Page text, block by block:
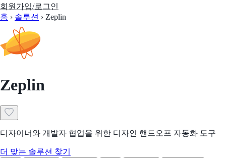
회원가입/로그인
홈 › 솔루션 › Zeplin
Zeplin
디자이너와 개발자 협업을 위한 디자인 핸드오프 자동화 도구
더 맞는 솔루션 찾기